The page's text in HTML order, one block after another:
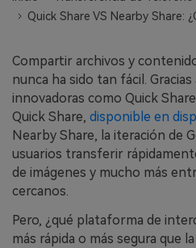
WhatsApp.
Celular a
Transfiere
videos,
archivos
PC.
Apps
Quick Share VS Nearby Share:
Compartir archivos y
nunca ha sido tan fácil.
innovadoras como Quick
Quick Share, disponible en
Nearby Share, la iteración de
usuarios transferir
de imágenes y mucho más
cercanos.
Pero, ¿qué plataforma de
más rápida o más segura que